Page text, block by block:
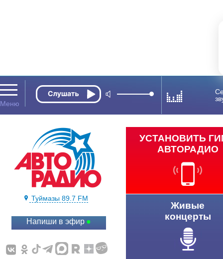
Туймазы 89.7 FM
Напиши в эфир
УСТАНОВИТЬ
АВТОРАДИО
Живые
концерты